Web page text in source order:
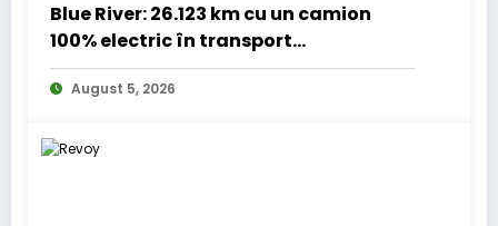
Blue River: 26.123 km cu un camion
100% electric în transport
internațional
August 5, 2026